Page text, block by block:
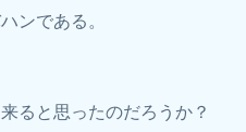
ンである。
ると思ったのだろうか？